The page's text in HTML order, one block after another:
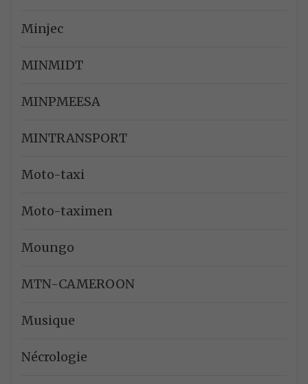
Minjec
MINMIDT
MINPMEESA
MINTRANSPORT
Moto-taxi
Moto-taximen
Moungo
MTN-CAMEROON
Musique
Nécrologie